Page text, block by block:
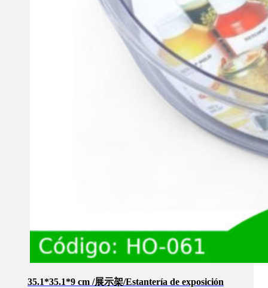
35.1*35.1*9 cm /展示架/Estantería de exposición